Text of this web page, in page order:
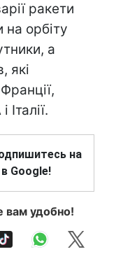
ракети
орбіту
а
які
на
Google!
вам удобно!